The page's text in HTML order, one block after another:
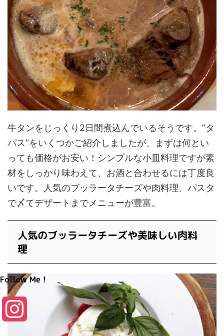
牛タンをじっくり2日間煮込んでいるそうです。”タ
パス”をいくつかご紹介しましたが、まずは何とい
っても価格がお安い！シンプルな小皿料理ですが素
材をしっかり味わえて、お酒と合わせるには丁度良
いです。人気のブッラータチーズや肉料理、パスタ
で〆てデザートまでメニューが豊富。
人気のブッラータチーズや美味しい肉料
理
Follow Me！